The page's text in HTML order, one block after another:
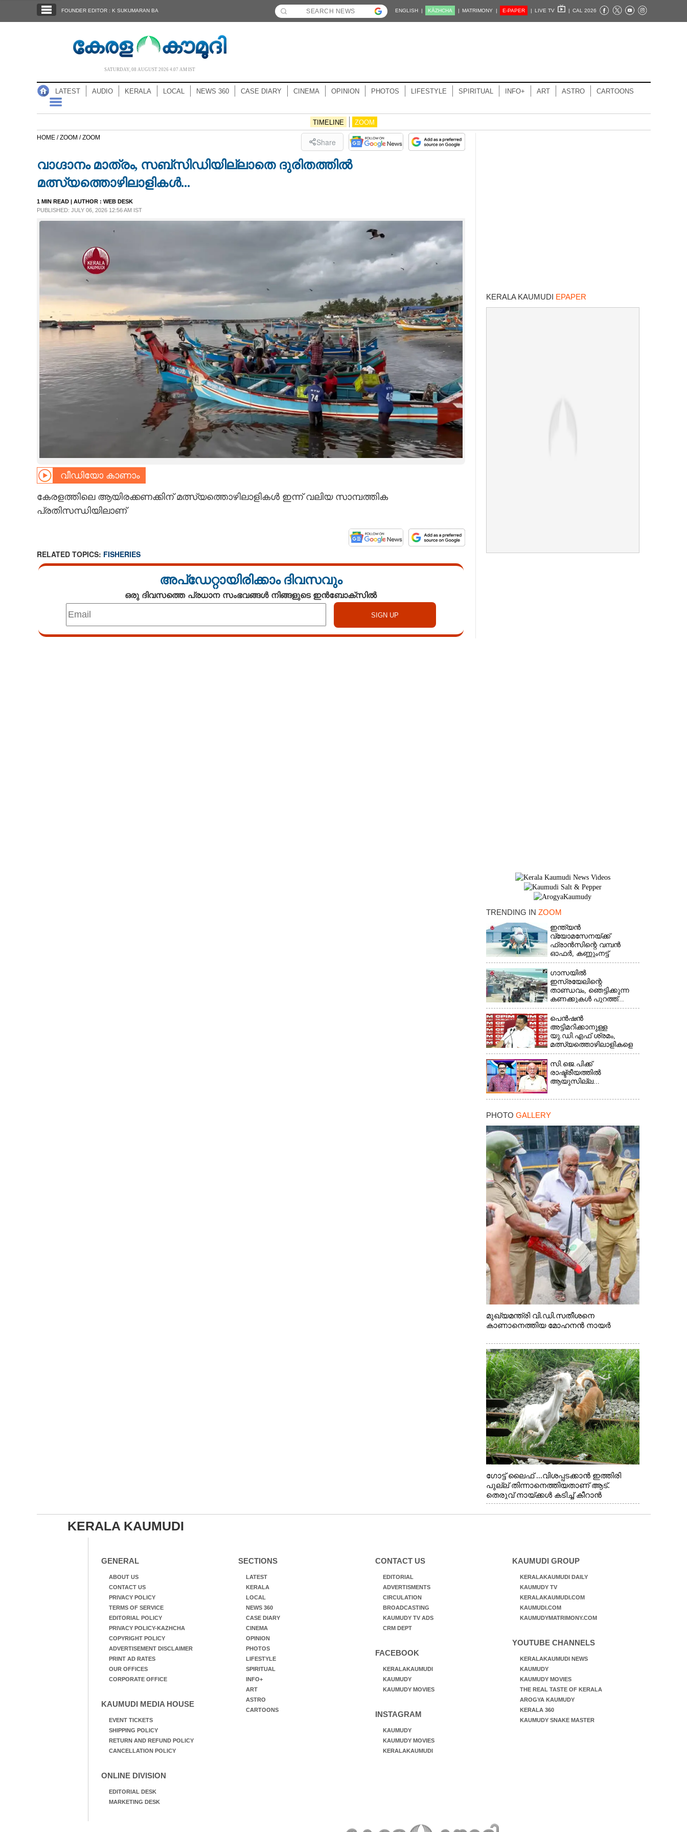
NOTIFIED NEWS
NEWS 360
CASE DIARY
LIFESTYLE
SPIRITUAL
CARTOONS
CONTACT US
FOUNDER EDITOR : K SUKUMARAN BA ENGLISH | KĀZHCHA | MATRIMONY | E-PAPER | LIVE TV | CAL 2026
SATURDAY, 08 AUGUST 2026 4.07 AM IST
LATEST AUDIO KERALA LOCAL NEWS 360 CASE DIARY CINEMA OPINION PHOTOS LIFESTYLE SPIRITUAL INFO+ ART ASTRO CARTOONS
TIMELINE ZOOM
HOME /ZOOM /ZOOM Share
വാഗ്ദാനം മാത്രം, സബ്സിഡിയില്ലാതെ ദുരിതത്തിൽ
മത്സ്യത്തൊഴിലാളികൾ...
1 MIN READ | AUTHOR : WEB DESK
PUBLISHED: JULY 06, 2026 12:56 AM IST
വീഡിയോ കാണാം
കേരളത്തിലെ ആയിരക്കണക്കിന് മത്സ്യത്തൊഴിലാളികൾ ഇന്ന് വലിയ സാമ്പത്തിക
പ്രതിസന്ധിയിലാണ്
RELATED TOPICS: FISHERIES
അപ്ഡേറ്റായിരിക്കാം ദിവസവും
ഒരു ദിവസത്തെ പ്രധാന സംഭവങ്ങൾ നിങ്ങളുടെ ഇൻബോക്സിൽ
KERALA KAUMUDI EPAPER
TRENDING IN ZOOM
ഇന്ത്യൻ
വ്യോമസേനയ്ക്ക്
ഫ്രാൻസിന്റെ വമ്പൻ
ഓഫർ, കണ്ണുംനട്ട്
ഇന്ത്യ...
ഗാസയിൽ
ഇസ്രയേലിന്റെ
താണ്ഡവം, ഞെട്ടിക്കുന്ന
കണക്കുകൾ പുറത്ത്...
പെൻഷൻ
അട്ടിമറിക്കാനുള്ള
യു.ഡി.എഫ് ശ്രമം,
മത്സ്യത്തൊഴിലാളികളെ
സംരക്ഷിക്കണം...
സി.ജെ.പിക്ക്
രാഷ്ട്രീയത്തിൽ
ആയുസില്ല...
PHOTO GALLERY
മുഖ്യമന്ത്രി വി.ഡി.സതീശനെ
കാണാനെത്തിയ മോഹനൻ നായർ
ഗോട്ട് ലൈഫ് ...വിശപ്പടക്കാൻ ഇത്തിരി
പുല്ല് തിന്നാനെത്തിയതാണ് ആട്.
തെരുവ് നായ്ക്കൾ കടിച്ച് കീറാൻ
വന്നതോടെ വയറിന്റെ ആന്തൽ മറന്ന്
ജീവന് വേണ്ടിയായി ഓട്ടം. എറണാകുളം
KERALA KAUMUDI
GENERAL
ABOUT US
CONTACT US
PRIVACY POLICY
TERMS OF SERVICE
EDITORIAL POLICY
PRIVACY POLICY-KAZHCHA
COPYRIGHT POLICY
ADVERTISEMENT DISCLAIMER
PRINT AD RATES
OUR OFFICES
CORPORATE OFFICE
KAUMUDI MEDIA HOUSE
EVENT TICKETS
SHIPPING POLICY
RETURN AND REFUND POLICY
CANCELLATION POLICY
ONLINE DIVISION
EDITORIAL DESK
MARKETING DESK
SECTIONS
LATEST
KERALA
LOCAL
NEWS 360
CASE DIARY
CINEMA
OPINION
PHOTOS
LIFESTYLE
SPIRITUAL
INFO+
ART
ASTRO
CARTOONS
CONTACT US
EDITORIAL
ADVERTISMENTS
CIRCULATION
BROADCASTING
KAUMUDY TV ADS
CRM DEPT
FACEBOOK
KERALAKAUMUDI
KAUMUDY
KAUMUDY MOVIES
INSTAGRAM
KAUMUDY
KAUMUDY MOVIES
KERALAKAUMUDI
KAUMUDI GROUP
KERALAKAUMUDI DAILY
KAUMUDY TV
KERALAKAUMUDI.COM
KAUMUDI.COM
KAUMUDYMATRIMONY.COM
YOUTUBE CHANNELS
KERALAKAUMUDI NEWS
KAUMUDY
KAUMUDY MOVIES
THE REAL TASTE OF KERALA
AROGYA KAUMUDY
KERALA 360
KAUMUDY SNAKE MASTER